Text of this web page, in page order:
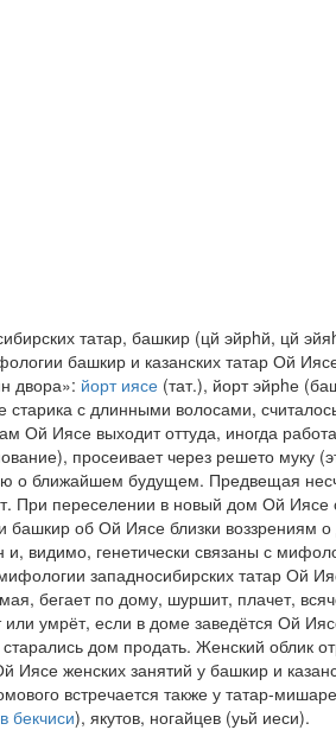
татар, башкир (цй эйрhй, цй
башкир и казанских татар Ой
двора»: йорт иясе (тат.), йорт эйрhе
старика с длинными волосами,
Ой Иясе выходит оттуда, иногда
просеивает через решето муку
о ближайшем будущем. Предвещая
При переселении в новый дом Ой Иясе
башкир об Ой Иясе близки воззрениям
видимо, генетически связаны с
западносибирских татар Ой
бегает по дому, шуршит, плачет,
или умрёт, если в доме заведётся Ой
дом продать. Женский облик
женских занятий у башкир и
встречается также у татар-
бекчиси), якутов, ногайцев (уьй иеси).